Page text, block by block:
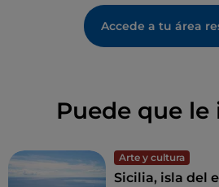
Accede a tu área
Puede que le
Arte y cultura
Sicilia, isla del